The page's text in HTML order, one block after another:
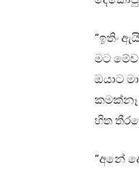
“ඉතිං
මට
ඔයාට
කමක්නෑ
හිත
“අනේ